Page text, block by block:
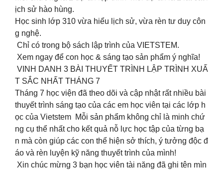
ịch sử hào hùng.
Học sinh lớp 310 vừa hiểu lịch sử, vừa rèn tư duy côn
g nghệ.
Chỉ có trong bộ sách lập trình của VIETSTEM.
Xem ngay để con học & sáng tạo sản phẩm ý nghĩa!
VINH DANH 3 BÀI THUYẾT TRÌNH LẬP TRÌNH XUẤ
T SẮC NHẤT THÁNG 7
Tháng 7 học viện đã theo dõi và cập nhật rất nhiều bài
thuyết trình sáng tạo của các em học viên tại các lớp h
ọc của Vietstem Mỗi sản phẩm không chỉ là minh chứ
ng cụ thể nhất cho kết quả nỗ lực học tập của từng bạ
n mà còn giúp các con thể hiện sở thích, ý tưởng độc đ
áo và rèn luyện kỹ năng thuyết trình của mình!
Xin chúc mừng 3 bạn học viên tài năng đã ghi tên mìn